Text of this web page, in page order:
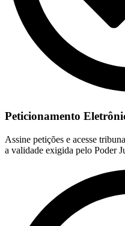
Peticionamento
Assine petições e acesse
a validade exigida pelo Poder